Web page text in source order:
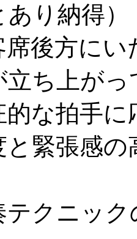
り納得）
席後方に
立ち上がっ
的な拍手
と緊張感
テクニッ